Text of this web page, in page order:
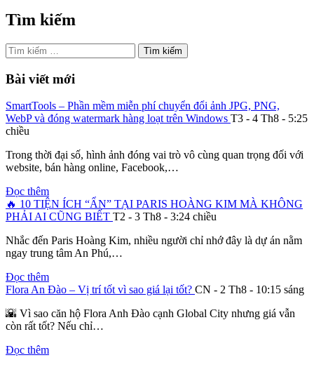
Tìm kiếm
Tìm
kiếm
cho:
Bài viết mới
SmartTools – Phần mềm miễn phí chuyển đổi ảnh JPG, PNG,
WebP và đóng watermark hàng loạt trên Windows T3 - 4 Th8 - 5:25
chiều
Trong thời đại số, hình ảnh đóng vai trò vô cùng quan trọng đối với
website, bán hàng online, Facebook,…
Đọc thêm
🔥 10 TIỆN ÍCH “ẨN” TẠI PARIS HOÀNG KIM MÀ KHÔNG
PHẢI AI CŨNG BIẾT T2 - 3 Th8 - 3:24 chiều
Nhắc đến Paris Hoàng Kim, nhiều người chỉ nhớ đây là dự án nằm
ngay trung tâm An Phú,…
Đọc thêm
Flora An Đào – Vị trí tốt vì sao giá lại tốt? CN - 2 Th8 - 10:15 sáng
🌇 Vì sao căn hộ Flora Anh Đào cạnh Global City nhưng giá vẫn
còn rất tốt? Nếu chỉ…
Đọc thêm